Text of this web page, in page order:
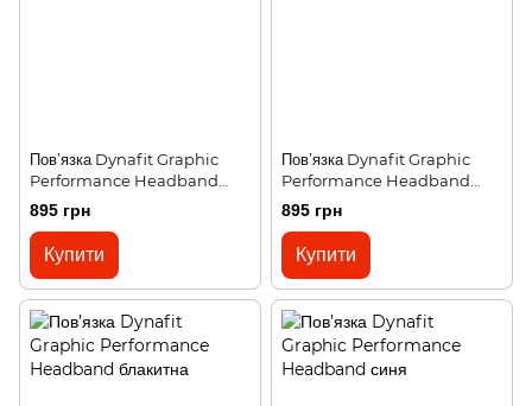
Пов’язка Dynafit Graphic
Performance Headband
блакитна
895 грн
Купити
Пов’язка Dynafit Graphic
Performance Headband
чорна
895 грн
Купити